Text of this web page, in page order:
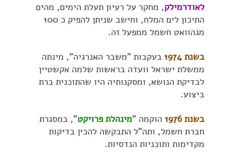
לאודרמילק, מחקר על רעיון תעלת הימים, מהים
התיכון לים המלח, וחישב שניתן להפיק כ 100
מגהוואט חשמל ממפעל זה.
בשנת 1974
בעקבות "משבר האנרגיה", מינתה
ממשלת ישראל וועדה בראשות שלמה אקשטיין
לבדיקת הנושא, ומסקנותיה היו שהתוכנית ברת
ביצוע.
בשנת 1976 הוקמה "מינהלת פרויקט", במסגרת
חברת חשמל, ותה"ל התבקשה להכין בדיקות
מקדימות ותוכניות הנדסיות.